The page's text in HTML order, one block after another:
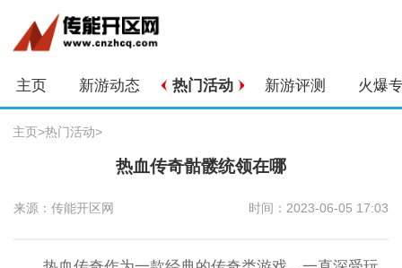
主页 新游动态 热门活动 新游评测 火爆
主页>热门活动>
热血传奇骷髅统领在哪
来源：传能开区网 时间：2023-06-05 17:03